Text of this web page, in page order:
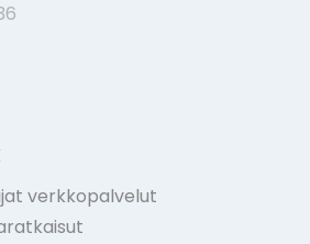
verkkopalvelut